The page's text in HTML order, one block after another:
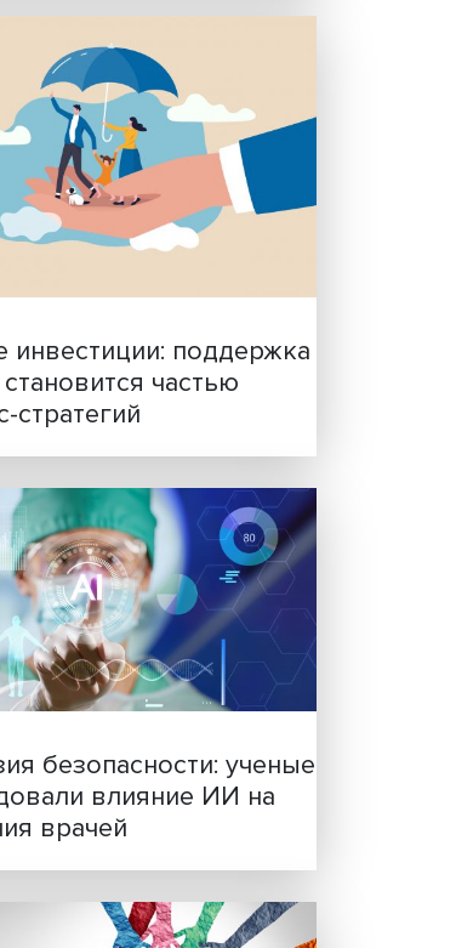
ученые представили
исследования в области
биомедицины
Новые инвестиции:
семей становится частью
бизнес-стратегий